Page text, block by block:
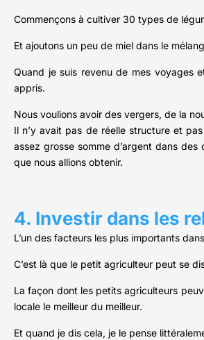
Commençons à cultiver 30 types de
Et ajoutons un peu de miel dans le
Quand je suis revenu de mes voyages
appris.
Nous voulions avoir des vergers, de la
Il n’y avait pas de réelle structure et
assez grosse somme d’argent dans
que nous allions obtenir.
4. Investir dans les
L’un des facteurs les plus importants
C’est là que le petit agriculteur peut se
La façon dont les petits agriculteurs
locale le meilleur du meilleur.
Et quand je dis cela, je le pense